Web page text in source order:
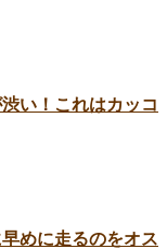
い！これはカッコ
めに走るのをオス